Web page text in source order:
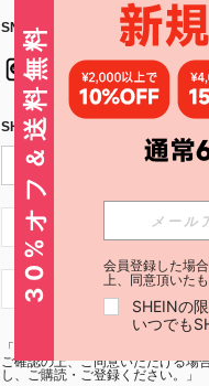
SNSフォローはこちら：
SHEIN STYLE NEWSを購読する
JP + 81
JP + 81
「SHEIN STYLE NEWSの購読には
ご確認の上、ご同意いただける場
し、ご購読・ご登録ください。」
30%オフ＆送料無料 会員登録した場合
上、同意頂いた
SHEINの
いつでも